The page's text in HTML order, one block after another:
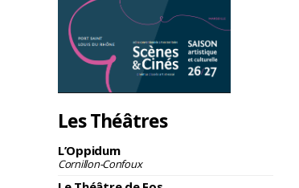
Les Théâtres
L’Oppidum
Cornillon-Confoux